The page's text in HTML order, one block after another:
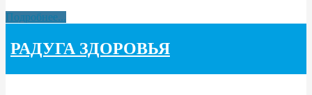
Подробнее...
РАДУГА ЗДОРОВЬЯ